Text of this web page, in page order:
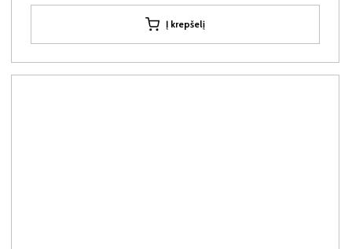
Į krepšelį